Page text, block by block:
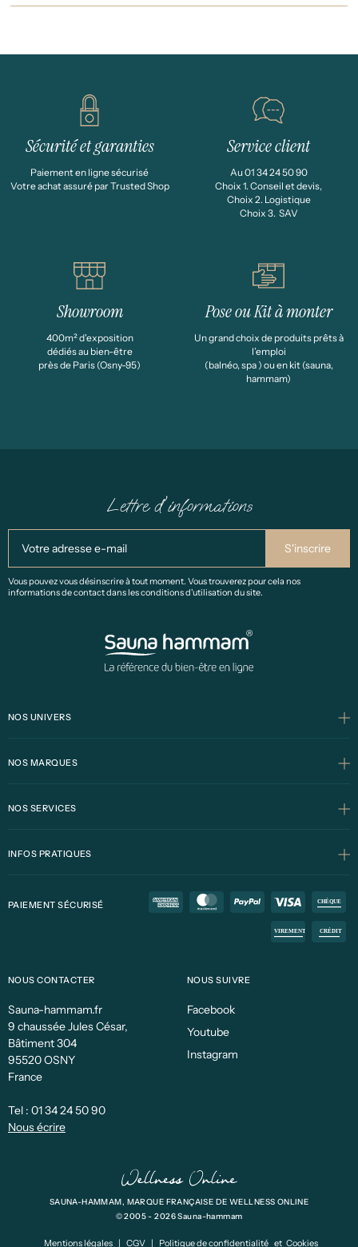
Sécurité et garanties
Paiement en ligne sécurisé
Votre achat assuré par Trusted Shop
Service client
Au 01 34 24 50 90
Choix 1. Conseil et devis,
Choix 2. Logistique
Choix 3. SAV
Showroom
400m² d'exposition
dédiés au bien-être
près de Paris (Osny-95)
Pose ou Kit à monter
Un grand choix de produits prêts à
l’emploi
(balnéo, spa ) ou en kit (sauna,
hammam)
Lettre d'informations
Vous pouvez vous désinscrire à tout moment. Vous trouverez pour cela nos
informations de contact dans les conditions d'utilisation du site.
NOS UNIVERS
NOS MARQUES
NOS SERVICES
INFOS PRATIQUES
PAIEMENT SÉCURISÉ
NOUS CONTACTER
Sauna-hammam.fr
9 chaussée Jules César,
Bâtiment 304
95520 OSNY
France
Tel : 01 34 24 50 90
Nous écrire
NOUS SUIVRE
Facebook
Youtube
Instagram
SAUNA-HAMMAM, MARQUE FRANÇAISE DE WELLNESS ONLINE
© 2005 - 2026 Sauna-hammam
Mentions légales | CGV | Politique de confidentialité et Cookies